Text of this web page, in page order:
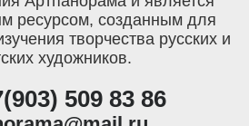
ресурсом, созданным для
творчества русских и
художников.
509 83 86